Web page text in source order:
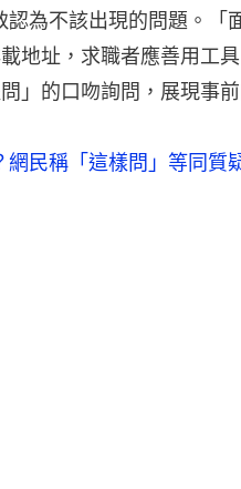
為不該出現的問題。「
地址，求職者應善用工
」的口吻詢問，展現事前
民稱「這樣問」等同質